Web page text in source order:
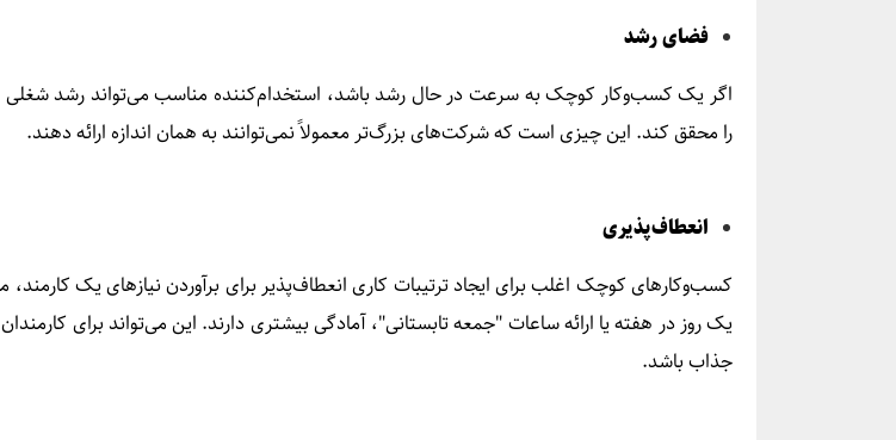
فضای رشد
اگر یک کسب‌وکار کوچک به سرعت در حال رشد باشد، استخدام‌کننده مناسب می‌تواند رشد شغلی
را محقق کند. این چیزی است که شرکت‌های بزرگ‌تر معمولاً نمی‌توانند به همان اندازه ارائه دهند.
انعطاف‌پذیری
کسب‌وکارهای کوچک اغلب برای ایجاد ترتیبات کاری انعطاف‌پذیر برای برآوردن نیازهای یک کارمند،
یک روز در هفته یا ارائه ساعات "جمعه تابستانی"، آمادگی بیشتری دارند. این می‌تواند برای کارمندان
جذاب باشد.